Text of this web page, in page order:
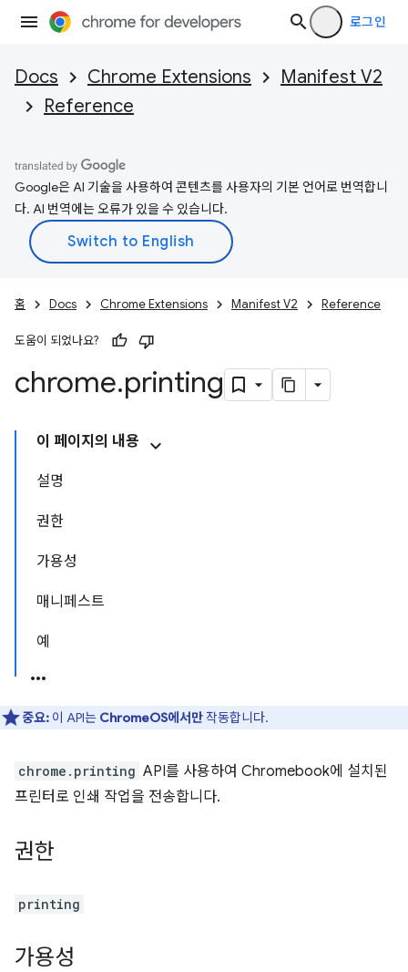
로그인
Docs Chrome Extensions
Manifest V2
Reference
Google은 AI 기술을 사용하여 콘텐츠를 사용자의 기본 언어로 번역합니
다. AI 번역에는 오류가 있을 수 있습니다.
홈 Docs Chrome Extensions Manifest V2 Reference
도움이 되었나요?
chrome.printing
이 페이지의 내용
설명
권한
가용성
매니페스트
예
중요: 이 API는 ChromeOS에서만작동합니다.
chrome.printing API를 사용하여 Chromebook에 설치된
프린터로 인쇄 작업을 전송합니다.
권한
printing
가용성